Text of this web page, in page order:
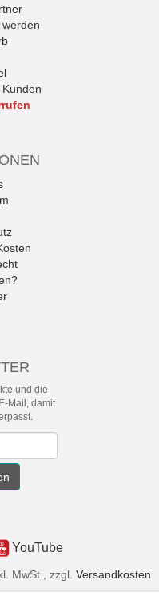
und die
Mail, damit
YouTube
MwSt., zzgl. Versandkosten